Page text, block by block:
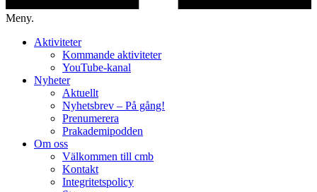
Meny.
Aktiviteter
Kommande aktiviteter
YouTube-kanal
Nyheter
Aktuellt
Nyhetsbrev – På gång!
Prenumerera
Prakademipodden
Om oss
Välkommen till cmb
Kontakt
Integritetspolicy